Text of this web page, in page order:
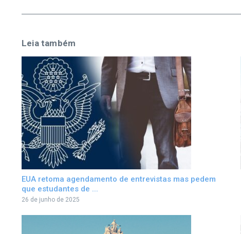
Leia também
EUA retoma agendamento de entrevistas mas pedem
que estudantes de ...
26 de junho de 2025